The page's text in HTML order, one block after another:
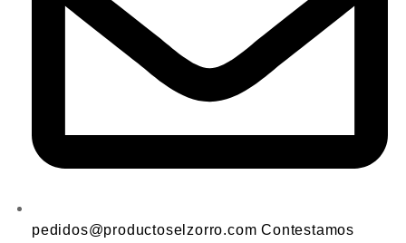
pedidos@productoselzorro.com Contestamos